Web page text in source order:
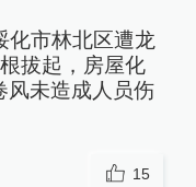
化市林北区遭龙
拔起，房屋化
风未造成人员伤
15